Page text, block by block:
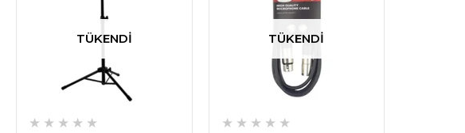
TÜKENDI
★ ★ ★ ★ ★
TÜKENDI
★ ★ ★ ★ ★